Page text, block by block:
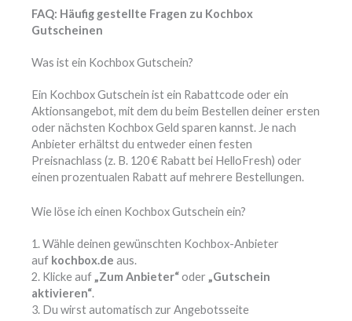
FAQ: Häufig gestellte Fragen zu Kochbox
Gutscheinen
Was ist ein Kochbox Gutschein?
Ein Kochbox Gutschein ist ein Rabattcode oder ein
Aktionsangebot, mit dem du beim Bestellen deiner ersten
oder nächsten Kochbox Geld sparen kannst. Je nach
Anbieter erhältst du entweder einen festen
Preisnachlass (z. B. 120 € Rabatt bei HelloFresh) oder
einen prozentualen Rabatt auf mehrere Bestellungen.
Wie löse ich einen Kochbox Gutschein ein?
1. Wähle deinen gewünschten Kochbox-Anbieter
auf kochbox.de aus.
2. Klicke auf„Zum Anbieter“oder „Gutschein
aktivieren“.
3. Du wirst automatisch zur Angebotsseite